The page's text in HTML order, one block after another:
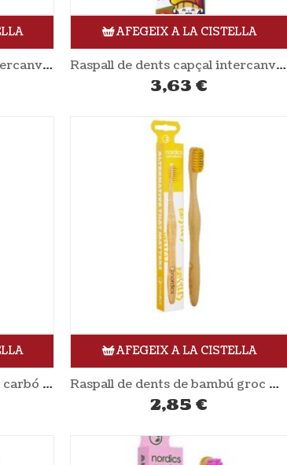
Raspall de dents capçal intercanviable adults verd YAWECO
AFEGEIX A LA CISTELLA
Raspall de dents capçal intercanviable nens blau YAWECO
3,63 €
Raspall de dents de bambú carbó NORDICS
AFEGEIX A LA CISTELLA
Raspall de dents de bambú groc NORDICS
2,85 €